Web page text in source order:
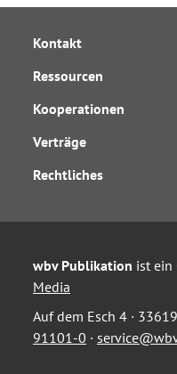
Kontakt
Ressourcen
Kooperationen
Verträge
Rechtliches
wbv Publikation ist ein
Media
Auf dem Esch 4 ·
91101-0 ·